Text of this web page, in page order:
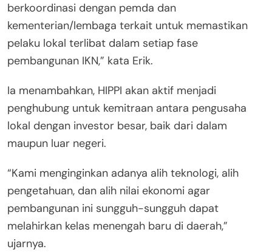
berkoordinasi dengan pemda dan
kementerian/lembaga terkait untuk memastikan
pelaku lokal terlibat dalam setiap fase
pembangunan IKN,” kata Erik.
Ia menambahkan, HIPPI akan aktif menjadi
penghubung untuk kemitraan antara pengusaha
lokal dengan investor besar, baik dari dalam
maupun luar negeri.
“Kami menginginkan adanya alih teknologi, alih
pengetahuan, dan alih nilai ekonomi agar
pembangunan ini sungguh-sungguh dapat
melahirkan kelas menengah baru di daerah,”
ujarnya.